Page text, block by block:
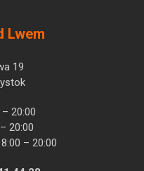
Lwem
19
20:00
20:00
– 20:00